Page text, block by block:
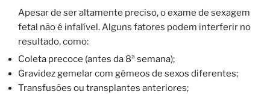
Apesar de ser altamente preciso, o exame de sexagem
fetal não é infalível. Alguns fatores podem interferir no
resultado, como:
Coleta precoce (antes da 8ª semana);
Gravidez gemelar com gêmeos de sexos diferentes;
Transfusões ou transplantes anteriores;